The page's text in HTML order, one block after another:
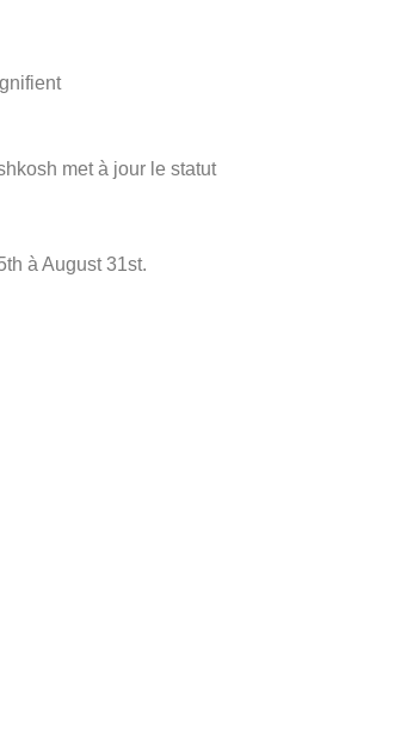
met à jour le statut
à August 31st.